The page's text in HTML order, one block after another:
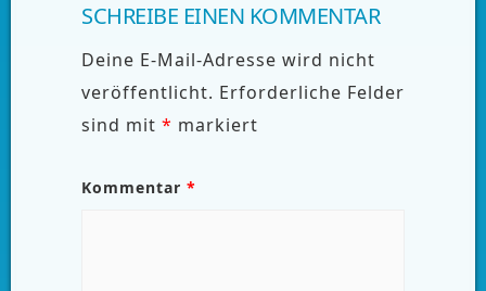
SCHREIBE EINEN KOMMENTAR
Deine E-Mail-Adresse wird nicht
veröffentlicht. Erforderliche Felder
sind mit * markiert
Kommentar *